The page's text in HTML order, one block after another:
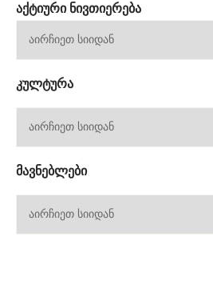
ᲐᲥᲢᲘᲣᲠᲘ ᲜᲘᲕᲗᲘᲔᲠᲔᲑᲐ
ᲙᲣᲚᲢᲣᲠᲐ
ᲛᲐᲕᲜᲔᲑᲚᲔᲑᲘ